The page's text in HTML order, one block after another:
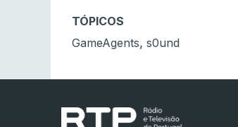
TÓPICOS
GameAgents, s0und